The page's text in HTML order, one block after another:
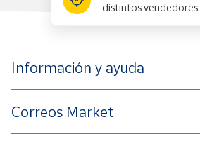
distintos vendedores
Información y ayuda
Correos Market